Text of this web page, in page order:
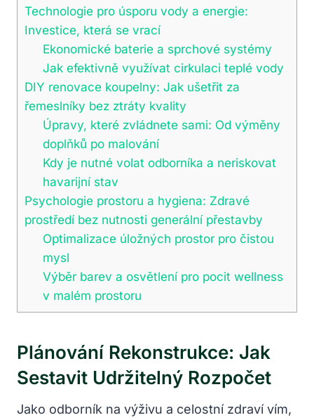
Technologie pro úsporu vody a energie:
Investice, která se vrací
Ekonomické baterie a sprchové systémy
Jak efektivně využívat cirkulaci teplé vody
DIY renovace koupelny: Jak ušetřit za
řemeslníky bez ztráty kvality
Úpravy, které zvládnete sami: Od výměny
doplňků po malování
Kdy je nutné volat odborníka a neriskovat
havarijní stav
Psychologie prostoru a hygiena: Zdravé
prostředí bez nutnosti generální přestavby
Optimalizace úložných prostor pro čistou
mysl
Výběr barev a osvětlení pro pocit wellness
v malém prostoru
Plánování Rekonstrukce: Jak
Sestavit Udržitelný Rozpočet
Jako odborník na výživu a celostní zdraví vím,